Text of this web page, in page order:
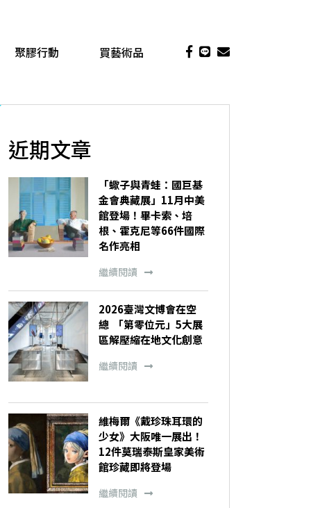
聚膠行動 買藝術品
近期文章
「蠍子與青蛙：國巨基
金會典藏展」11月中美
館登場！畢卡索、培
根、霍克尼等66件國際
名作亮相
繼續閱讀
2026臺灣文博會在空
總 「第零位元」5大展
區解壓縮在地文化創意
繼續閱讀
維梅爾《戴珍珠耳環的
少女》大阪唯一展出！
12件莫瑞泰斯皇家美術
館珍藏即將登場
繼續閱讀